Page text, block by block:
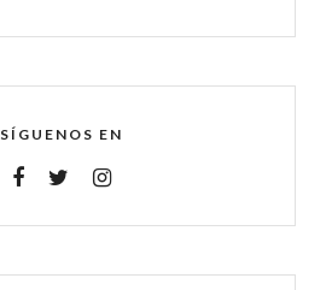
SÍGUENOS EN